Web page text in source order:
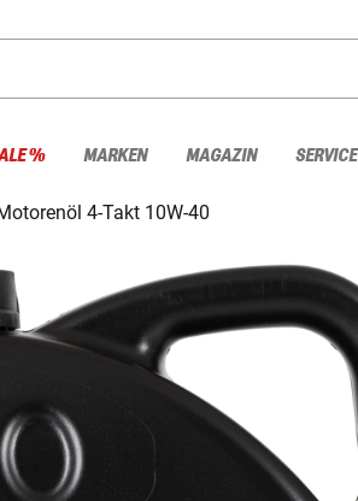
% MARKEN MAGAZIN SERVICE
4-Takt 10W-40